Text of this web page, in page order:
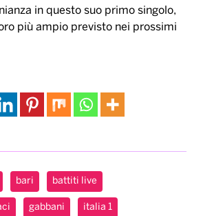
in questo suo primo singolo,
più ampio previsto nei prossimi
bari battiti live
gabbani italia 1